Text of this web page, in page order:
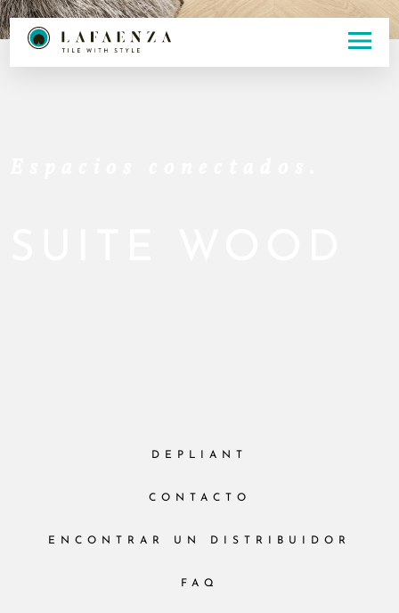
DEPLIANT
CONTACTO
ENCONTRAR UN DISTRIBUIDOR
FAQ